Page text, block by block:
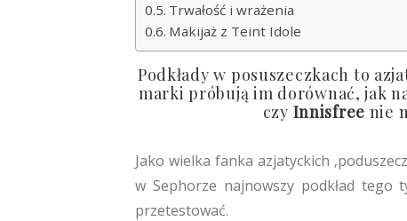
Trwałość i wrażenia
Makijaż z Teint Idole
Podkłady w posuszeczkach to
marki próbują im dorównać, jak
czy Innisfree nie
Jako wielka fanka azjatyckich
w Sephorze najnowszy podkład tego
przetestować.